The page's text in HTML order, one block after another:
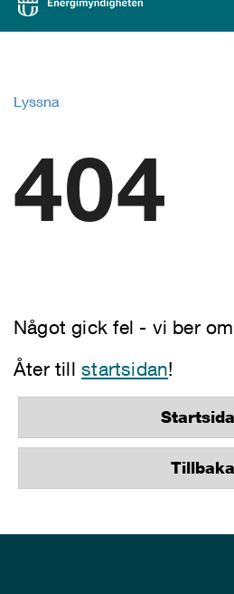
Lyssna
404
Något gick fel - vi ber
Åter tillstartsidan!
Tillbaka